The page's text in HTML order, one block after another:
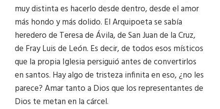
muy distinta es hacerlo desde dentro, desde el amor
más hondo y más dolido. El Arquipoeta se sabía
heredero de Teresa de Ávila, de San Juan de la Cruz,
de Fray Luis de León. Es decir, de todos esos místicos
que la propia Iglesia persiguió antes de convertirlos
en santos. Hay algo de tristeza infinita en eso, ¿no les
parece? Amar tanto a Dios que los representantes de
Dios te metan en la cárcel.